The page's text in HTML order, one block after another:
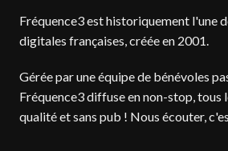
Fréquence3 est historiquement l'une
digitales françaises, créée en 2001.
Gérée par une équipe de bénévoles
Fréquence3 diffuse en non-stop, tous
qualité et sans pub ! Nous écouter,